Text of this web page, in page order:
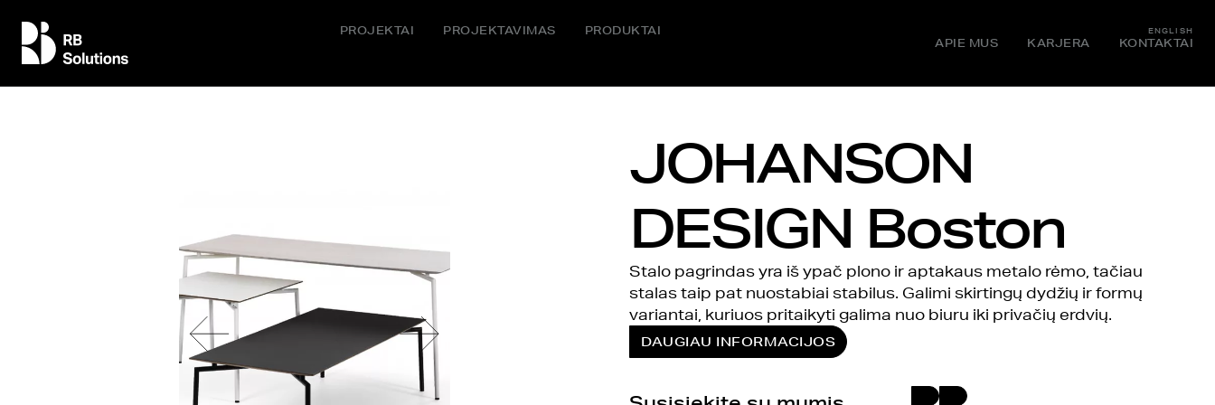
PROJEKTAI PROJEKTAVIMAS PRODUKTAI ENGLISH
APIE MUS KARJERA KONTAKTAI
JOHANSON
DESIGN Boston
Stalo pagrindas yra iš ypač plono ir aptakaus metalo rėmo, tačiau
stalas taip pat nuostabiai stabilus. Galimi skirtingų dydžių ir formų
variantai, kuriuos pritaikyti galima nuo biuru iki privačių erdvių.
DAUGIAU INFORMACIJOS